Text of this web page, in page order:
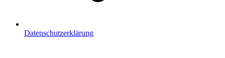
Datenschutzerklärung